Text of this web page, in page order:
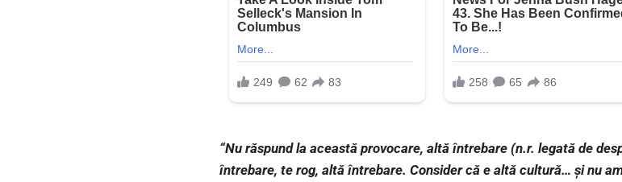
“Nu răspund la această provocare, altă întrebare (n.r. legată de
întrebare, te rog, altă întrebare. Consider că e altă cultură… și nu